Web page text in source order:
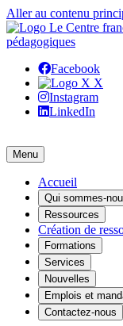
Aller au contenu
Facebook
X
Instagram
LinkedIn
Menu
Accueil
Qui sommes-
Ressources
Création de
Formations
Services
Nouvelles
Emplois et
Contactez-nous